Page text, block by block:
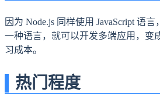
因为 Node.js 同样使用 JavaScript 语
一种语言，就可以开发多端应用，变
习成本。
热门程度